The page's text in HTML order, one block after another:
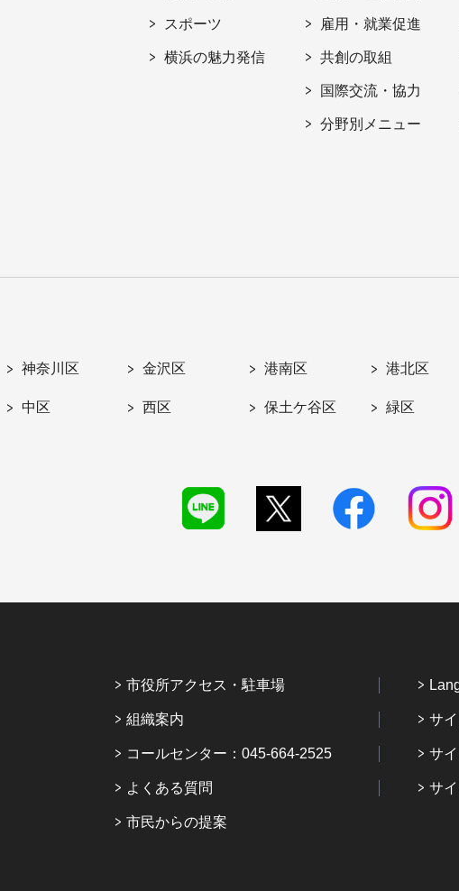
スポーツ
横浜の魅力発信
雇用・就業促進
共創の取組
国際交流・協力
分野別メニュー
神奈川区 金沢区 港南区 港北区
中区 西区 保土ケ谷区 緑区
市役所アクセス・駐車場
組織案内
コールセンター：045-664-2525
よくある質問
市民からの提案
サ
サ
サ